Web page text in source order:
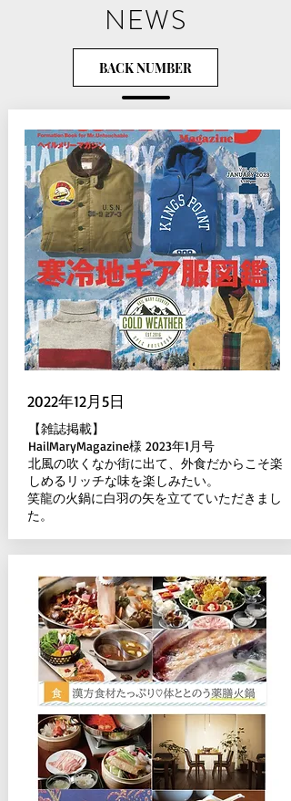
NEWS​
BACK NUMBER
2022年12月5日​
【雑誌掲載】
HailMaryMagazine様 2023年1月号
北風の吹くなか街に出て、外食だからこそ楽
しめるリッチな味を楽しみたい。
笑龍の火鍋に白羽の矢を立てていただきまし
た。